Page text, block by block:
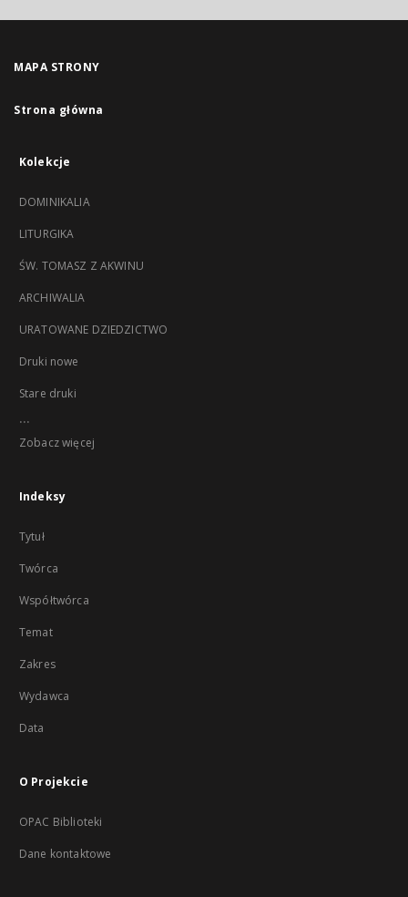
MAPA STRONY
Strona główna
Kolekcje
DOMINIKALIA
LITURGIKA
ŚW. TOMASZ Z AKWINU
ARCHIWALIA
URATOWANE DZIEDZICTWO
Druki nowe
Stare druki
...
Zobacz więcej
Indeksy
Tytuł
Twórca
Współtwórca
Temat
Zakres
Wydawca
Data
O Projekcie
OPAC Biblioteki
Dane kontaktowe